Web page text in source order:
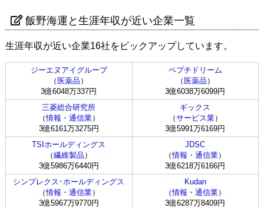
飯野海運と生涯年収が近い企業一覧
生涯年収が近い企業16社をピックアップしています。
ジーエヌアイグループ
（ 医薬品 ）
3億6048万337円
ペプチドリーム
（ 医薬品 ）
3億6038万6099円
三菱総合研究所
（情報・通信業）
3億6161万3275円
ギックス
（サービス業）
3億5991万6169円
TSIホールディングス
（繊維製品 ）
3億5986万6440円
JDSC
（情報・通信業）
3億6218万6166円
シンプレクス･ホールディングス
（情報・通信業）
3億5967万9770円
Kudan
（情報・通信業）
3億6287万8409円